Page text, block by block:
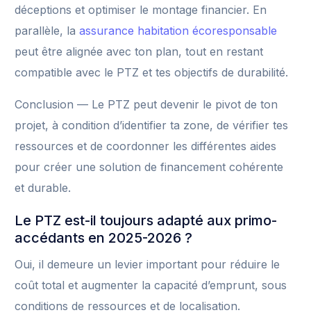
déceptions et optimiser le montage financier. En
parallèle, laassurance habitation écoresponsable
peut être alignée avec ton plan, tout en restant
compatible avec le PTZ et tes objectifs de durabilité.
Conclusion — Le PTZ peut devenir le pivot de ton
projet, à condition d’identifier ta zone, de vérifier tes
ressources et de coordonner les différentes aides
pour créer une solution de financement cohérente
et durable.
Le PTZ est-il toujours adapté aux primo-
accédants en 2025-2026 ?
Oui, il demeure un levier important pour réduire le
coût total et augmenter la capacité d’emprunt, sous
conditions de ressources et de localisation.